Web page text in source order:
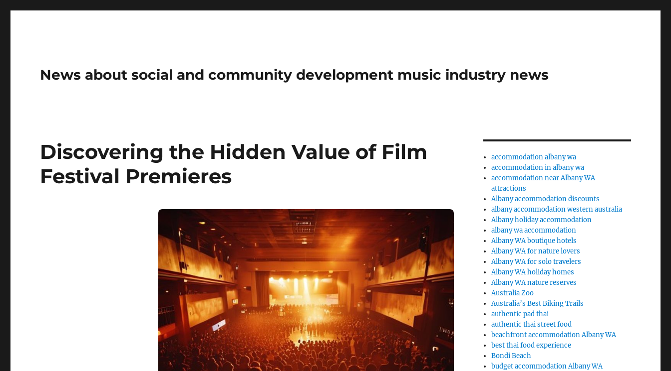
News about social and community development music industry news
Discovering the Hidden Value of Film
Festival Premieres
accommodation albany wa
accommodation in albany wa
accommodation near Albany WA
attractions
Albany accommodation discounts
albany accommodation western australia
Albany holiday accommodation
albany wa accommodation
Albany WA boutique hotels
Albany WA for nature lovers
Albany WA for solo travelers
Albany WA holiday homes
Albany WA nature reserves
Australia Zoo
Australia’s Best Biking Trails
authentic pad thai
authentic thai street food
beachfront accommodation Albany WA
best thai food experience
Bondi Beach
budget accommodation Albany WA